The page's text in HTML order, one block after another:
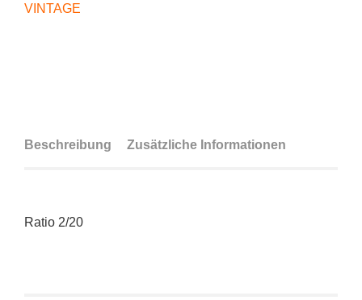
VINTAGE
Beschreibung Zusätzliche Informationen
Ratio 2/20